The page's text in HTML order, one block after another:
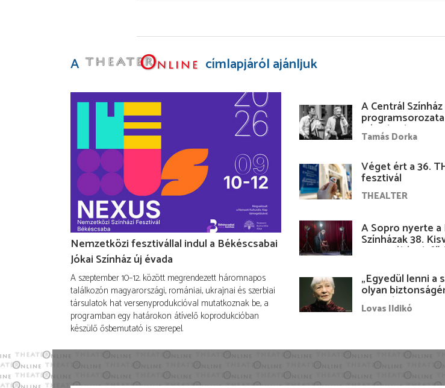
A címlapjáról ajánljuk
Nemzetközi fesztivállal indul a Békéscsabai
Jókai Színház új évada
A szeptember 10–12. között megrendezett háromnapos
találkozón magyarországi, romániai, ukrajnai és szerbiai
társulatok hat versenyprodukcióval mutatkoznak be, a
programban egy határokon átívelő koprodukcióban
készülő ősbemutató is szerepel.
A Centrál
Várudvarban
Tamás Dorka
Véget ért a 36.
fesztivál
THEALTER
A Sopro nyerte a
Színházak 38.
Fesztiváljának
„Egyedül lenni a
olyan
hogy lám,
nélkül is
Lovas Ildikó